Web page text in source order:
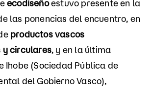
ecodiseñoestuvo presente en la
las ponencias del encuentro, en
productos vascos
y circulares, y en la última
Ihobe (Sociedad Pública de
del Gobierno Vasco),